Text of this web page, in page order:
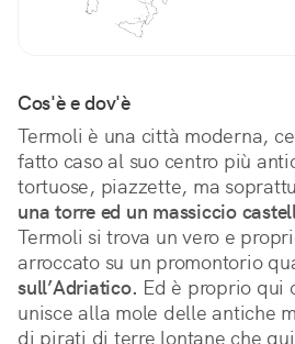
Cos'è e dov'è
Termoli è una città moderna,
fatto caso al suo centro più
tortuose, piazzette, ma
una torre ed un massiccio
Termoli si trova un vero e
arroccato su un promontorio
sull’Adriatico. Ed è proprio qui
unisce alla mole delle antiche
di pirati di terre lontane che